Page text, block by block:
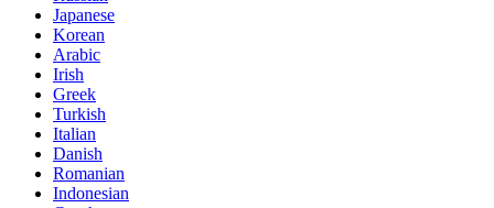
Japanese
Korean
Arabic
Irish
Greek
Turkish
Italian
Danish
Romanian
Indonesian